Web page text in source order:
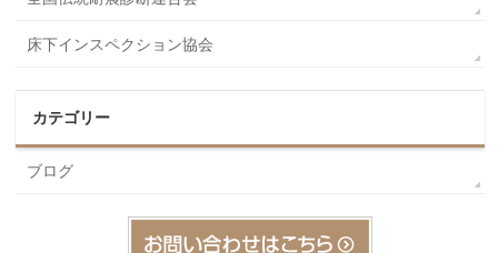
床下インスペクション協会
カテゴリー
ブログ